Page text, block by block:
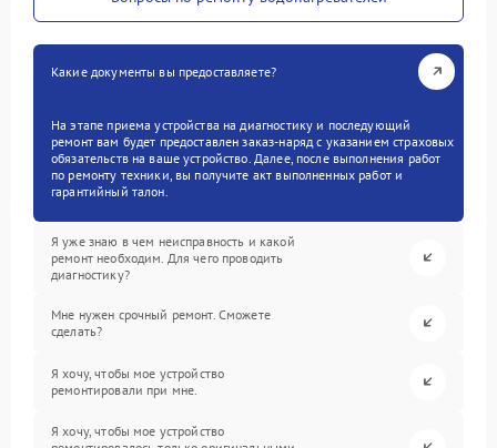
Какие документы вы предоставляете?
На этапе приема устройства на диагностику и последующий
ремонт вам будет предоставлен заказ-наряд с указанием страховых
обязательств на ваше устройство. Далее, после выполнения работ
по ремонту техники, вы получите акт выполненных работ и
гарантийный талон.
Я уже знаю в чем неисправность и какой
ремонт необходим. Для чего проводить
диагностику?
Мне нужен срочный ремонт. Сможете
сделать?
Я хочу, чтобы мое устройство
ремонтировали при мне.
Я хочу, чтобы мое устройство